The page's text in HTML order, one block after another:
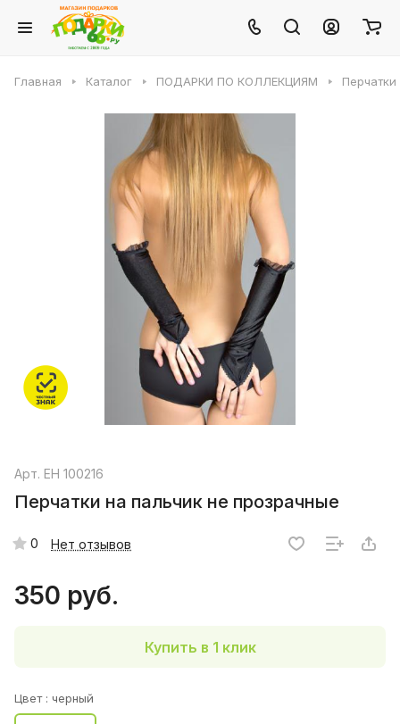
Главная Каталог ПОДАРКИ ПО КОЛЛЕКЦИЯМ Перчатки
Арт. EH 100216
Перчатки на пальчик не прозрачные
0 Нет отзывов
350 руб.
Купить в 1 клик
Цвет : черный